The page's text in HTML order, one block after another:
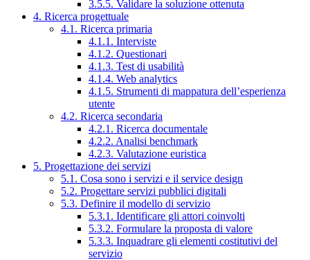
3.5.5. Validare la soluzione ottenuta
4. Ricerca progettuale
4.1. Ricerca primaria
4.1.1. Interviste
4.1.2. Questionari
4.1.3. Test di usabilità
4.1.4. Web analytics
4.1.5. Strumenti di mappatura dell’esperienza
utente
4.2. Ricerca secondaria
4.2.1. Ricerca documentale
4.2.2. Analisi benchmark
4.2.3. Valutazione euristica
5. Progettazione dei servizi
5.1. Cosa sono i servizi e il service design
5.2. Progettare servizi pubblici digitali
5.3. Definire il modello di servizio
5.3.1. Identificare gli attori coinvolti
5.3.2. Formulare la proposta di valore
5.3.3. Inquadrare gli elementi costitutivi del
servizio